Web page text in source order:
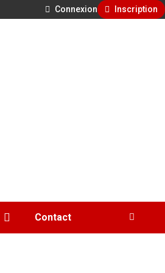
Connexion Inscription
Contact